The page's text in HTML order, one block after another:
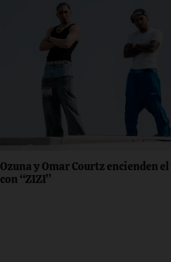
Ozuna y Omar Courtz encienden
con “ZIZI”